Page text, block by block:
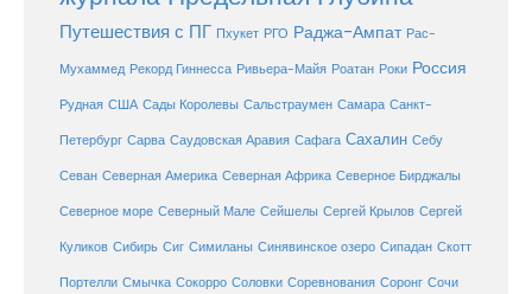
Путешествия с ПГ Пхукет РГО Раджа-Ампат Рас-
Мухаммед Рекорд Гиннесса Ривьера-Майя Роатан Роки Россия
Рудная США Сады Королевы Сальстраумен Самара Санкт-
Петербург Сарва Саудовская Аравия Сафага Сахалин Себу
Севан Северная Америка Северная Африка Северное Бирджалы
Северное море Северный Мале Сейшелы Сергей Крылов Сергей
Куликов Сибирь Сиг Симиланы Синявинское озеро Сипадан Скотт
Портелли Смычка Сокорро Соловки Соревнования Соронг Сочи